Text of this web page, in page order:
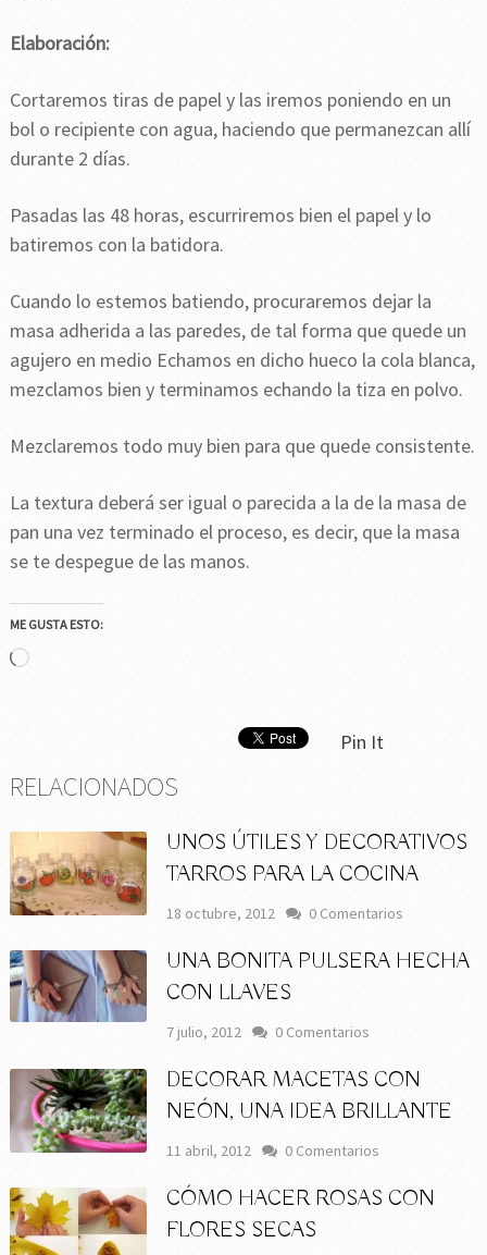
Elaboración:
Cortaremos tiras de papel y las iremos poniendo en un
bol o recipiente con agua, haciendo que permanezcan allí
durante 2 días.
Pasadas las 48 horas, escurriremos bien el papel y lo
batiremos con la batidora.
Cuando lo estemos batiendo, procuraremos dejar la
masa adherida a las paredes, de tal forma que quede un
agujero en medio Echamos en dicho hueco la cola blanca,
mezclamos bien y terminamos echando la tiza en polvo.
Mezclaremos todo muy bien para que quede consistente.
La textura deberá ser igual o parecida a la de la masa de
pan una vez terminado el proceso, es decir, que la masa
se te despegue de las manos.
ME GUSTA ESTO:
Cargando...
Pin It
RELACIONADOS
UNOS ÚTILES Y DECORATIVOS
TARROS PARA LA COCINA
18 octubre, 2012 0 Comentarios
UNA BONITA PULSERA HECHA
CON LLAVES
7 julio, 2012 0 Comentarios
DECORAR MACETAS CON
NEÓN, UNA IDEA BRILLANTE
11 abril, 2012 0 Comentarios
CÓMO HACER ROSAS CON
FLORES SECAS